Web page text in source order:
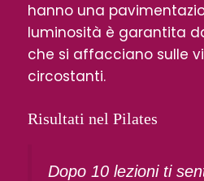
hanno una
luminosità è garantita
che si affacciano sulle
circostanti.
Risultati nel Pilates
Dopo 10 lezioni ti